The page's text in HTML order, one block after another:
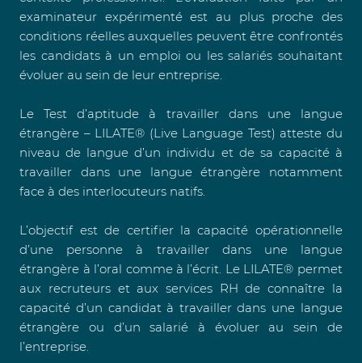
examinateur expérimenté est au plus proche des
conditions réelles auxquelles peuvent être confrontés
les candidats à un emploi ou les salariés souhaitant
évoluer au sein de leur entreprise.
Le Test d’aptitude à travailler dans une langue
étrangère – LILATE® (Live Language Test) atteste du
niveau de langue d’un individu et de sa capacité à
travailler dans une langue étrangère notamment
face à des interlocuteurs natifs.
L’objectif est de certifier la capacité opérationnelle
d’une personne à travailler dans une langue
étrangère à l’oral comme à l’écrit. Le LILATE® permet
aux recruteurs et aux services RH de connaître la
capacité d’un candidat à travailler dans une langue
étrangère ou d’un salarié à évoluer au sein de
l’entreprise.